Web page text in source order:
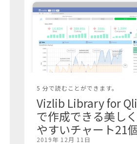
5 分で読むことができます。
Vizlib Library for
で作成できる美し
やすいチャート21
2019年 12月 11日